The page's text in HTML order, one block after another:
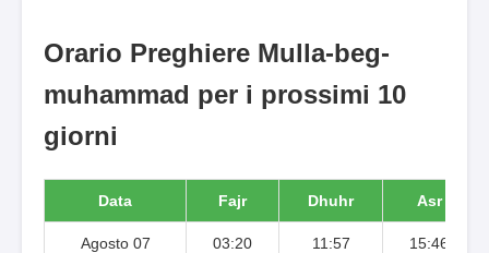
Orario Preghiere Mulla-beg-
muhammad per i prossimi 10
giorni
Data Fajr Dhuhr Asr
Agosto 07 03:20 11:57 15:46